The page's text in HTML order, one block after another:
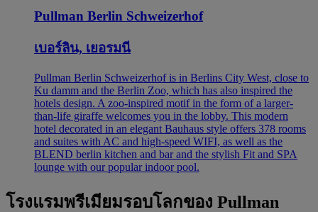
Pullman Berlin Schweizerhof
เบอร์ลิน, เยอรมนี
Pullman Berlin Schweizerhof is in Berlins City West, close to
Ku damm and the Berlin Zoo, which has also inspired the
hotels design. A zoo-inspired motif in the form of a larger-
than-life giraffe welcomes you in the lobby. This modern
hotel decorated in an elegant Bauhaus style offers 378 rooms
and suites with AC and high-speed WIFI, as well as the
BLEND berlin kitchen and bar and the stylish Fit and SPA
lounge with our popular indoor pool.
โรงแรมพรีเมียมรอบโลกของ Pullman